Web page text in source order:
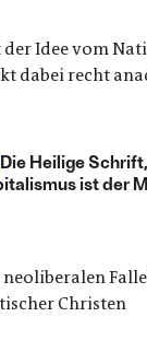
Idee vom
dabei recht
Die Heilige
ist der
Christen